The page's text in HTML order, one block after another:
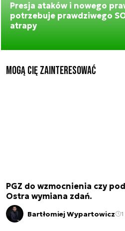
Presja ataków i nowego
potrzebuje prawdziwego
atrapy
Mogą Cię zainteresować
PGZ do wzmocnienia czy
Ostra wymiana zdań.
Bartłomiej Wypartowicz